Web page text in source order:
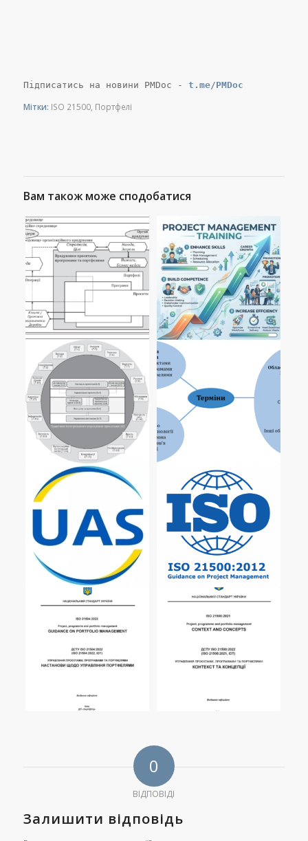
Підписатись на новини PMDoc - t.me/PMDoc
Мітки: ISO 21500, Портфелі
Вам також може сподобатися
0
ВІДПОВІДІ
Залишити відповідь